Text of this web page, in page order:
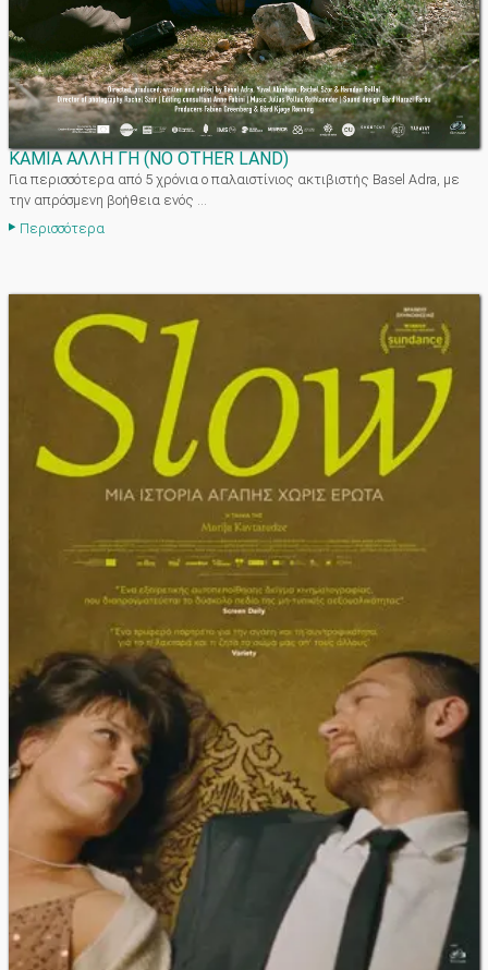
ΚΑΜΙΑ ΑΛΛΗ ΓΗ (NO OTHER LAND)
Για περισσότερα από 5 χρόνια ο παλαιστίνιος ακτιβιστής Basel Adra, με
την απρόσμενη βοήθεια ενός ...
Περισσότερα